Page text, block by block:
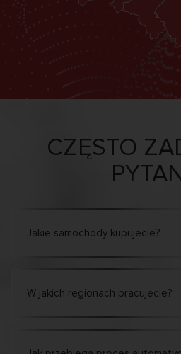
CZĘSTO
Jakie samochody kupujecie?
W jakich regionach pracujecie?